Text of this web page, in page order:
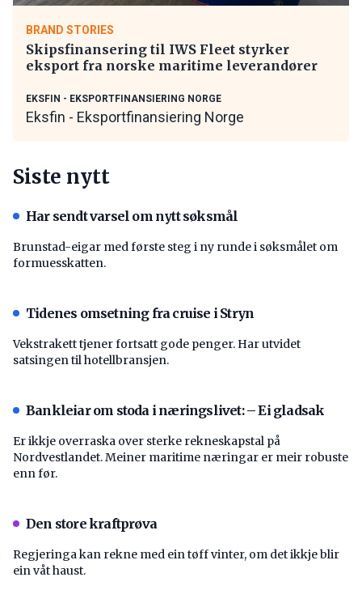
BRAND STORIES
Skipsfinansering til IWS Fleet styrker
eksport fra norske maritime leverandører
EKSFIN - EKSPORTFINANSIERING NORGE
Eksfin - Eksportfinansiering Norge
Siste nytt
Har sendt varsel om nytt søksmål
Brunstad-eigar med første steg i ny runde i søksmålet om
formuesskatten.
Tidenes omsetning fra cruise i Stryn
Vekstrakett tjener fortsatt gode penger. Har utvidet
satsingen til hotellbransjen.
Bankleiar om stoda i næringslivet: – Ei gladsak
Er ikkje overraska over sterke rekneskapstal på
Nordvestlandet. Meiner maritime næringar er meir robuste
enn før.
Den store kraftprøva
Regjeringa kan rekne med ein tøff vinter, om det ikkje blir
ein våt haust.